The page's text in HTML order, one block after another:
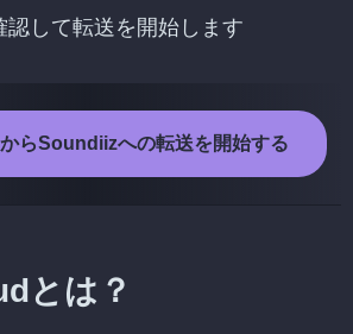
認して転送を開始します
らSoundiizへの転送を開始する
とは？